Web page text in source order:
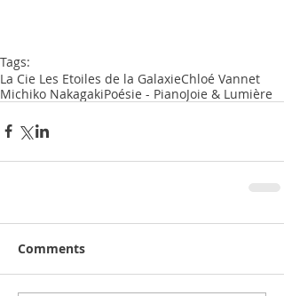
Tags:
La Cie Les Etoiles de la GalaxieChloé Vannet
Michiko NakagakiPoésie - PianoJoie & Lumière
Comments